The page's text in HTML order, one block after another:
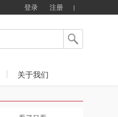
登录 注册
关于我们